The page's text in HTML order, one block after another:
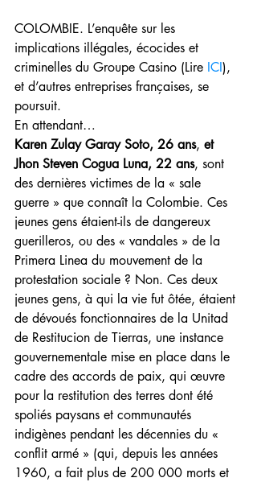
COLOMBIE. L’enquête sur les
implications illégales, écocides et
criminelles du Groupe Casino (Lire ICI),
et d’autres entreprises françaises, se
poursuit.
En attendant…
Karen Zulay Garay Soto, 26 ans, et
Jhon Steven Cogua Luna, 22 ans, sont
des dernières victimes de la « sale
guerre » que connaît la Colombie. Ces
jeunes gens étaient-ils de dangereux
guerilleros, ou des « vandales » de la
Primera Linea du mouvement de la
protestation sociale ? Non. Ces deux
jeunes gens, à qui la vie fut ôtée, étaient
de dévoués fonctionnaires de la Unitad
de Restitucion de Tierras, une instance
gouvernementale mise en place dans le
cadre des accords de paix, qui œuvre
pour la restitution des terres dont été
spoliés paysans et communautés
indigènes pendant les décennies du «
conflit armé » (qui, depuis les années
1960, a fait plus de 200 000 morts et